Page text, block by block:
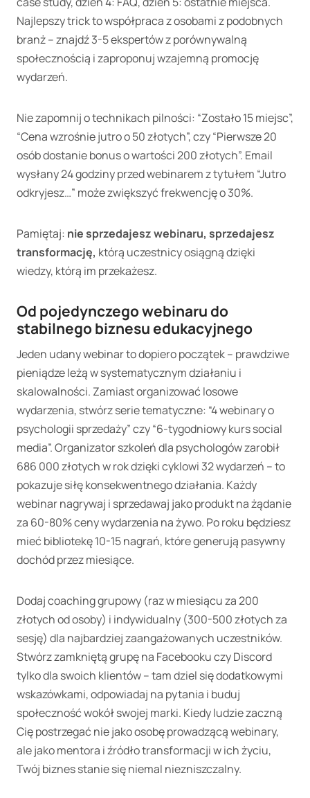
Najlepszy trick to współpraca z osobami z podobnych
branż – znajdź 3-5 ekspertów z porównywalną
społecznością i zaproponuj wzajemną promocję
wydarzeń.
Nie zapomnij o technikach pilności: “Zostało 15 miejsc”,
“Cena wzrośnie jutro o 50 złotych”, czy “Pierwsze 20
osób dostanie bonus o wartości 200 złotych”. Email
wysłany 24 godziny przed webinarem z tytułem “Jutro
odkryjesz…” może zwiększyć frekwencję o 30%.
Pamiętaj: nie sprzedajesz webinaru, sprzedajesz
transformację, którą uczestnicy osiągną dzięki
wiedzy, którą im przekażesz.
Od pojedynczego webinaru do
stabilnego biznesu edukacyjnego
Jeden udany webinar to dopiero początek – prawdziwe
pieniądze leżą w systematycznym działaniu i
skalowalności. Zamiast organizować losowe
wydarzenia, stwórz serie tematyczne: “4 webinary o
psychologii sprzedaży” czy “6-tygodniowy kurs social
media”. Organizator szkoleń dla psychologów zarobił
686 000 złotych w rok dzięki cyklowi 32 wydarzeń – to
pokazuje siłę konsekwentnego działania. Każdy
webinar nagrywaj i sprzedawaj jako produkt na żądanie
za 60-80% ceny wydarzenia na żywo. Po roku będziesz
mieć bibliotekę 10-15 nagrań, które generują pasywny
dochód przez miesiące.
Dodaj coaching grupowy (raz w miesiącu za 200
złotych od osoby) i indywidualny (300-500 złotych za
sesję) dla najbardziej zaangażowanych uczestników.
Stwórz zamkniętą grupę na Facebooku czy Discord
tylko dla swoich klientów – tam dziel się dodatkowymi
wskazówkami, odpowiadaj na pytania i buduj
społeczność wokół swojej marki. Kiedy ludzie zaczną
Cię postrzegać nie jako osobę prowadzącą webinary,
ale jako mentora i źródło transformacji w ich życiu,
Twój biznes stanie się niemal niezniszczalny.